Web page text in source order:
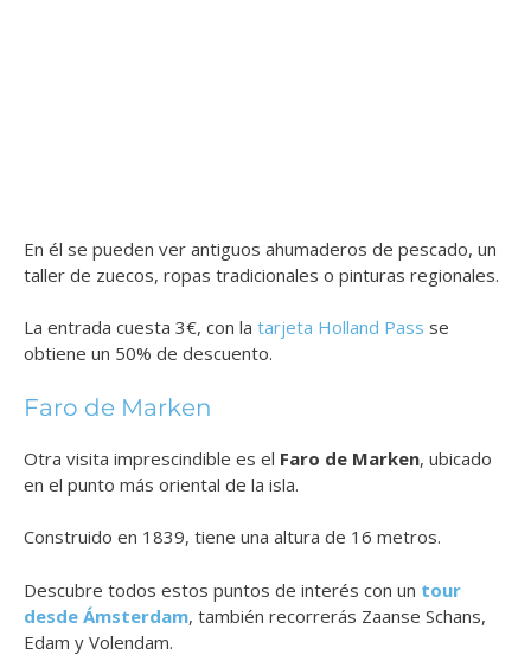
En él se pueden ver antiguos ahumaderos de pescado, un
taller de zuecos, ropas tradicionales o pinturas regionales.
La entrada cuesta 3€, con la tarjeta Holland Pass se
obtiene un 50% de descuento.
Faro de Marken
Otra visita imprescindible es el Faro de Marken, ubicado
en el punto más oriental de la isla.
Construido en 1839, tiene una altura de 16 metros.
Descubre todos estos puntos de interés con un tour
desde Ámsterdam, también recorrerás Zaanse Schans,
Edam y Volendam.